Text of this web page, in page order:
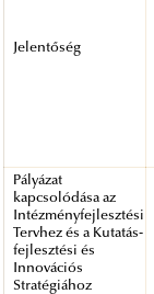
Jelentőség
Pályázat
kapcsolódása az
Intézményfejlesztési
Tervhez és a Kutatás-
fejlesztési és
Innovációs
Stratégiához